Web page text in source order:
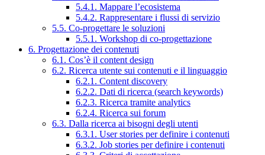
5.4.1. Mappare l’ecosistema
5.4.2. Rappresentare i flussi di servizio
5.5. Co-progettare le soluzioni
5.5.1. Workshop di co-progettazione
6. Progettazione dei contenuti
6.1. Cos’è il content design
6.2. Ricerca utente sui contenuti e il linguaggio
6.2.1. Content discovery
6.2.2. Dati di ricerca (search keywords)
6.2.3. Ricerca tramite analytics
6.2.4. Ricerca sui forum
6.3. Dalla ricerca ai bisogni degli utenti
6.3.1. User stories per definire i contenuti
6.3.2. Job stories per definire i contenuti